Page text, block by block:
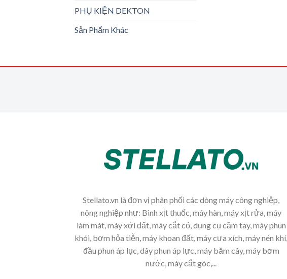
PHỤ KIỆN DEKTON
Sản Phẩm Khác
Stellato.vn là đơn vị phân phối các dòng máy công nghiệp,
nông nghiệp như: Bình xịt thuốc, máy hàn, máy xịt rửa, máy
làm mát, máy xới đất, máy cắt cỏ, dụng cụ cầm tay, máy phun
khói, bơm hỏa tiễn, máy khoan đất, máy cưa xích, máy nén khí,
đầu phun áp lục, dây phun áp lực, máy băm cây, máy bơm
nước, máy cắt góc,...